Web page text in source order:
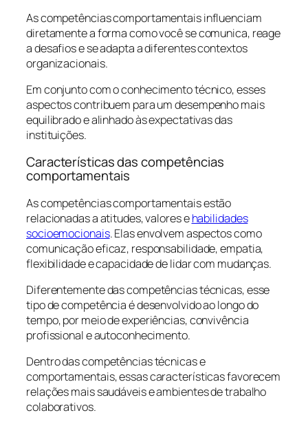
As competências comportamentais influenciam
diretamente a forma como você se comunica, reage
a desafios e se adapta a diferentes contextos
organizacionais.
Em conjunto com o conhecimento técnico, esses
aspectos contribuem para um desempenho mais
equilibrado e alinhado às expectativas das
instituições.
Características das competências
comportamentais
As competências comportamentais estão
relacionadas a atitudes, valores ehabilidades
socioemocionais. Elas envolvem aspectos como
comunicação eficaz, responsabilidade, empatia,
flexibilidade e capacidade de lidar com mudanças.
Diferentemente das competências técnicas, esse
tipo de competência é desenvolvido ao longo do
tempo, por meio de experiências, convivência
profissional e autoconhecimento.
Dentro das competências técnicas e
comportamentais, essas características favorecem
relações mais saudáveis e ambientes de trabalho
colaborativos.